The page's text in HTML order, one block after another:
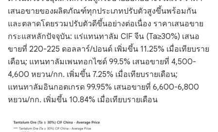
เสนอขายของผลิตภัณฑ์ทุกประเภทปรับตัวสูงขึ้นพร้อมกัน
และตลาดโดยรวมปรับตัวดีขึ้นอย่างต่อเนื่อง ราคาเสนอขาย
กระแสหลักปัจจุบัน: แร่แทนทาลัม CIF จีน (Ta≥30%) เสนอ
ขายที่ 220-225 ดอลลาร์/ปอนด์ เพิ่มขึ้น 11.25% เมื่อเทียบราย
เดือน; แทนทาลัมเพนทอกไซด์ 99.5% เสนอขายที่ 4,500-
4,600 หยวน/กก. เพิ่มขึ้น 7.25% เมื่อเทียบรายเดือน;
แทนทาลัมอินกอตเกรด 99.95% เสนอขายที่ 6,600-6,800
หยวน/กก. เพิ่มขึ้น 10.84% เมื่อเทียบรายเดือน